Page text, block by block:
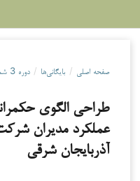
صفحه اصلی / بایگانی‌ها / دوره 3 شماره 4 (1402): پیاپی 12
طراحی الگوی
عملکرد مدیران
آذربایجان شرقی